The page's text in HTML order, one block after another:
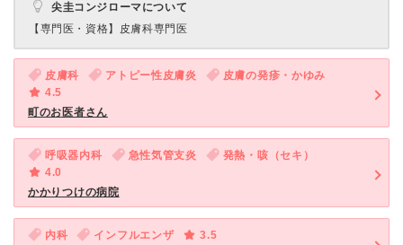
尖圭コンジローマについて
【専門医・資格】 皮膚科専門医
皮膚科 アトピー性皮膚炎
皮膚の発疹・かゆみ
4.5
町のお医者さん
呼吸器内科 急性気管支炎
発熱・咳（セキ）
4.0
かかりつけの病院
内科 インフルエンザ
3.5